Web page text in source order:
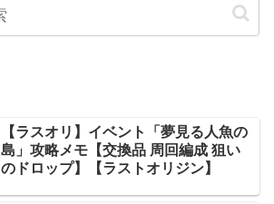
【ラスオリ】イベント「夢見る人魚の
島」攻略メモ【交換品 周回編成 狙い
のドロップ】【ラストオリジン】